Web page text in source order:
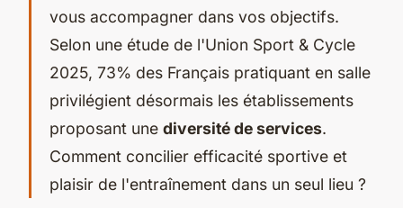
vous accompagner dans vos objectifs.
Selon une étude de l'Union Sport & Cycle
2025, 73% des Français pratiquant en salle
privilégient désormais les établissements
proposant une diversité de services.
Comment concilier efficacité sportive et
plaisir de l'entraînement dans un seul lieu ?